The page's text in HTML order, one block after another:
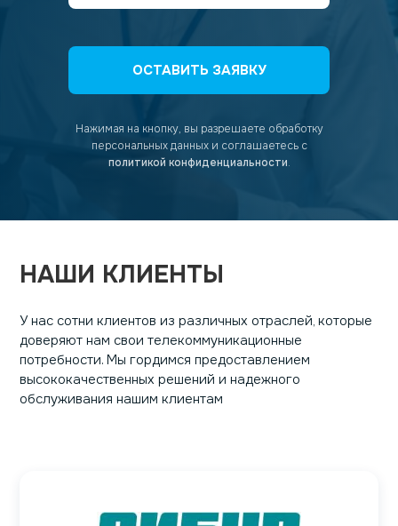
ОСТАВИТЬ ЗАЯВКУ
Нажимая на кнопку, вы разрешаете обработку
персональных данных и соглашаетесь с
политикой конфиденциальности.
НАШИ КЛИЕНТЫ
У нас сотни клиентов из различных отраслей, которые
доверяют нам свои телекоммуникационные
потребности. Мы гордимся предоставлением
высококачественных решений и надежного
обслуживания нашим клиентам